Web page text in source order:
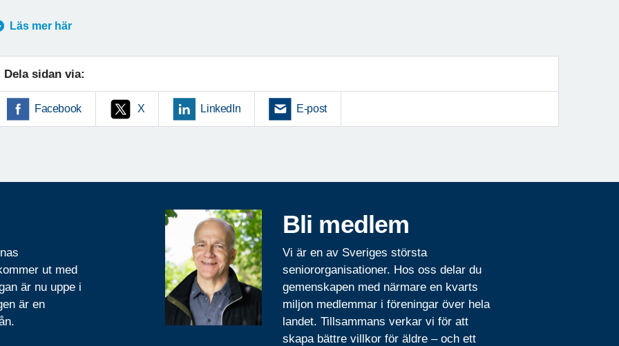
Läs mer här
Dela sidan via:
Facebook X LinkedIn E-post
ut med
är nu uppe i
är en
Bli medlem
Vi är en av Sveriges största
seniororganisationer. Hos oss delar du
gemenskapen med närmare en kvarts
miljon medlemmar i föreningar över hela
landet. Tillsammans verkar vi för att
skapa bättre villkor för äldre – och ett